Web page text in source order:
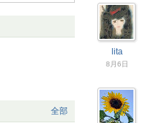
全部
lita
8月6日